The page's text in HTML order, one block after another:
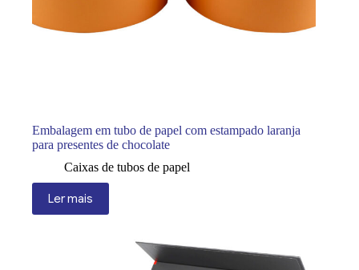
Embalagem em tubo de papel com estampado laranja
para presentes de chocolate
Caixas de tubos de papel
Ler mais